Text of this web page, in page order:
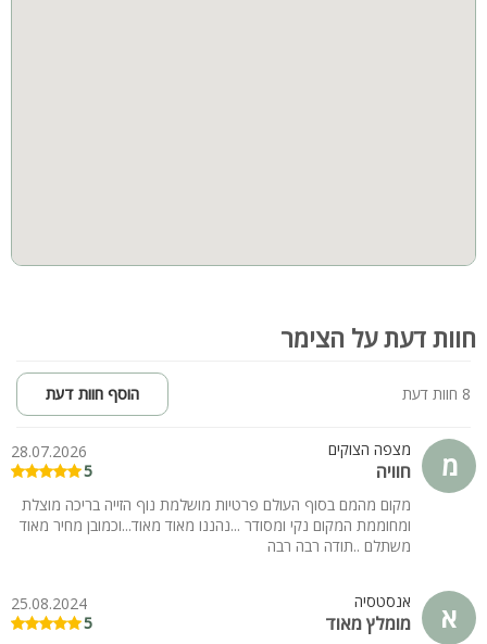
חוות דעת על הצימר
8 חוות דעת הוסף חוות דעת
מ מצפה הצוקים
חוויה
28.07.2026
5
מקום מהמם בסוף העולם פרטיות מושלמת נוף הזייה בריכה מוצלת
ומחוממת המקום נקי ומסודר ...נהננו מאוד מאוד...וכמובן מחיר מאוד
משתלם ..תודה רבה רבה
א אנסטסיה
מומלץ מאוד
25.08.2024
5